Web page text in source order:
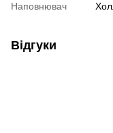
Наповнювач
Відгуки